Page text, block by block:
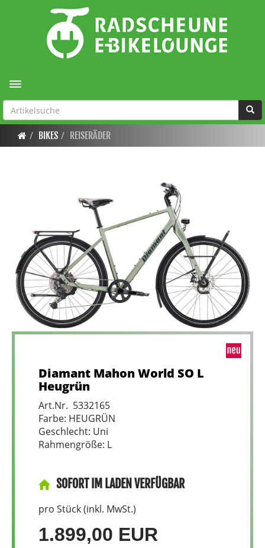
Toggle navigation
BIKES REISERÄDER
Diamant Mahon World SO L
Heugrün
Art.Nr. 5332165
Farbe: HEUGRÜN
Geschlecht: Uni
Rahmengröße: L
SOFORT IM LADEN VERFÜGBAR
pro Stück (inkl. MwSt.)
1.899,00 EUR